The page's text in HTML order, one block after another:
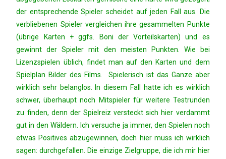
der entsprechende Spieler scheidet auf jeden Fall aus. Die
verbliebenen Spieler vergleichen ihre gesammelten Punkte
(übrige Karten + ggfs. Boni der Vorteilskarten) und es
gewinnt der Spieler mit den meisten Punkten. Wie bei
Lizenzspielen üblich, findet man auf den Karten und dem
Spielplan Bilder des Films. Spielerisch ist das Ganze aber
wirklich sehr belanglos. In diesem Fall hatte ich es wirklich
schwer, überhaupt noch Mitspieler für weitere Testrunden
zu finden, denn der Spielreiz versteckt sich hier verdammt
gut in den Wäldern. Ich versuche ja immer, den Spielen noch
etwas Positives abzugewinnen, doch hier muss ich wirklich
sagen: durchgefallen. Die einzige Zielgruppe, die ich mir hier